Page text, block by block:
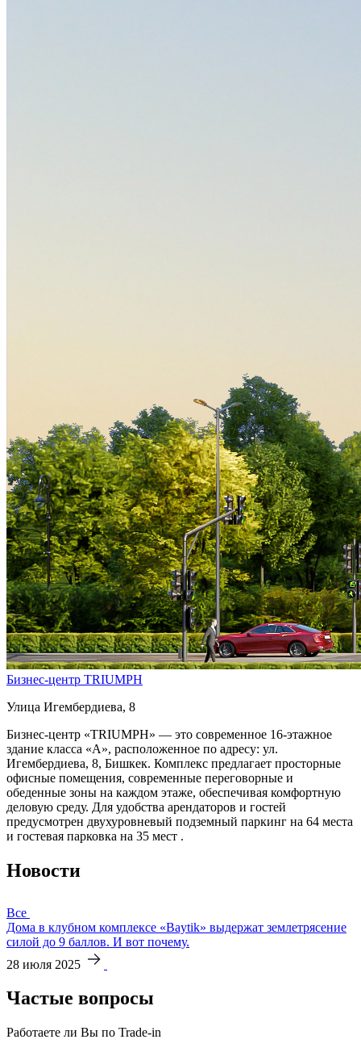
Бизнес-центр TRIUMPH
Улица Игембердиева, 8
​Бизнес-центр «TRIUMPH» — это современное 16-этажное
здание класса «А», расположенное по адресу: ул.
Игембердиева, 8, Бишкек. Комплекс предлагает просторные
офисные помещения, современные переговорные и
обеденные зоны на каждом этаже, обеспечивая комфортную
деловую среду. Для удобства арендаторов и гостей
предусмотрен двухуровневый подземный паркинг на 64 места
и гостевая парковка на 35 мест .​
Новости
Все
Дома в клубном комплексе «Baytik» выдержат землетрясение
силой до 9 баллов. И вот почему.
28 июля 2025
Частые вопросы
Работаете ли Вы по Trade-in